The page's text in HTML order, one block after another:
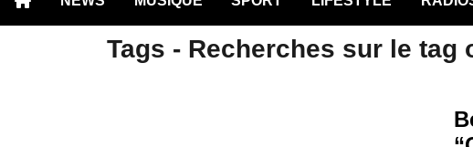
Tags - Recherches sur le tag